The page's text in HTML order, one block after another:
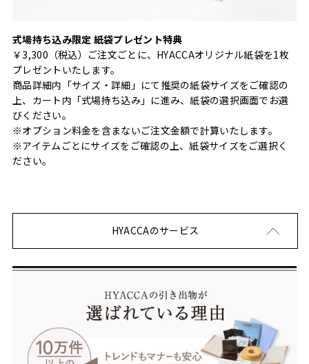
式場持ち込み限定 紙袋プレゼント特典
￥3,300（税込）ご注文ごとに、HYACCAオリジナル紙袋を1枚
プレゼントいたします。
商品詳細内「サイズ・詳細」にて推奨の紙袋サイズをご確認の
上、カート内「式場持ち込み」に進み、紙袋の選択画面でお選
びください。
※オプション料金を含まないご注文金額で計算いたします。
※アイテムごとにサイズをご確認の上、紙袋サイズをご選択く
ださい。
HYACCAのサービス